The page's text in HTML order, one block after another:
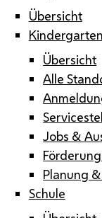
Übersicht
Kindergarten
Übersicht
Alle
Jobs &
Planung
Schule